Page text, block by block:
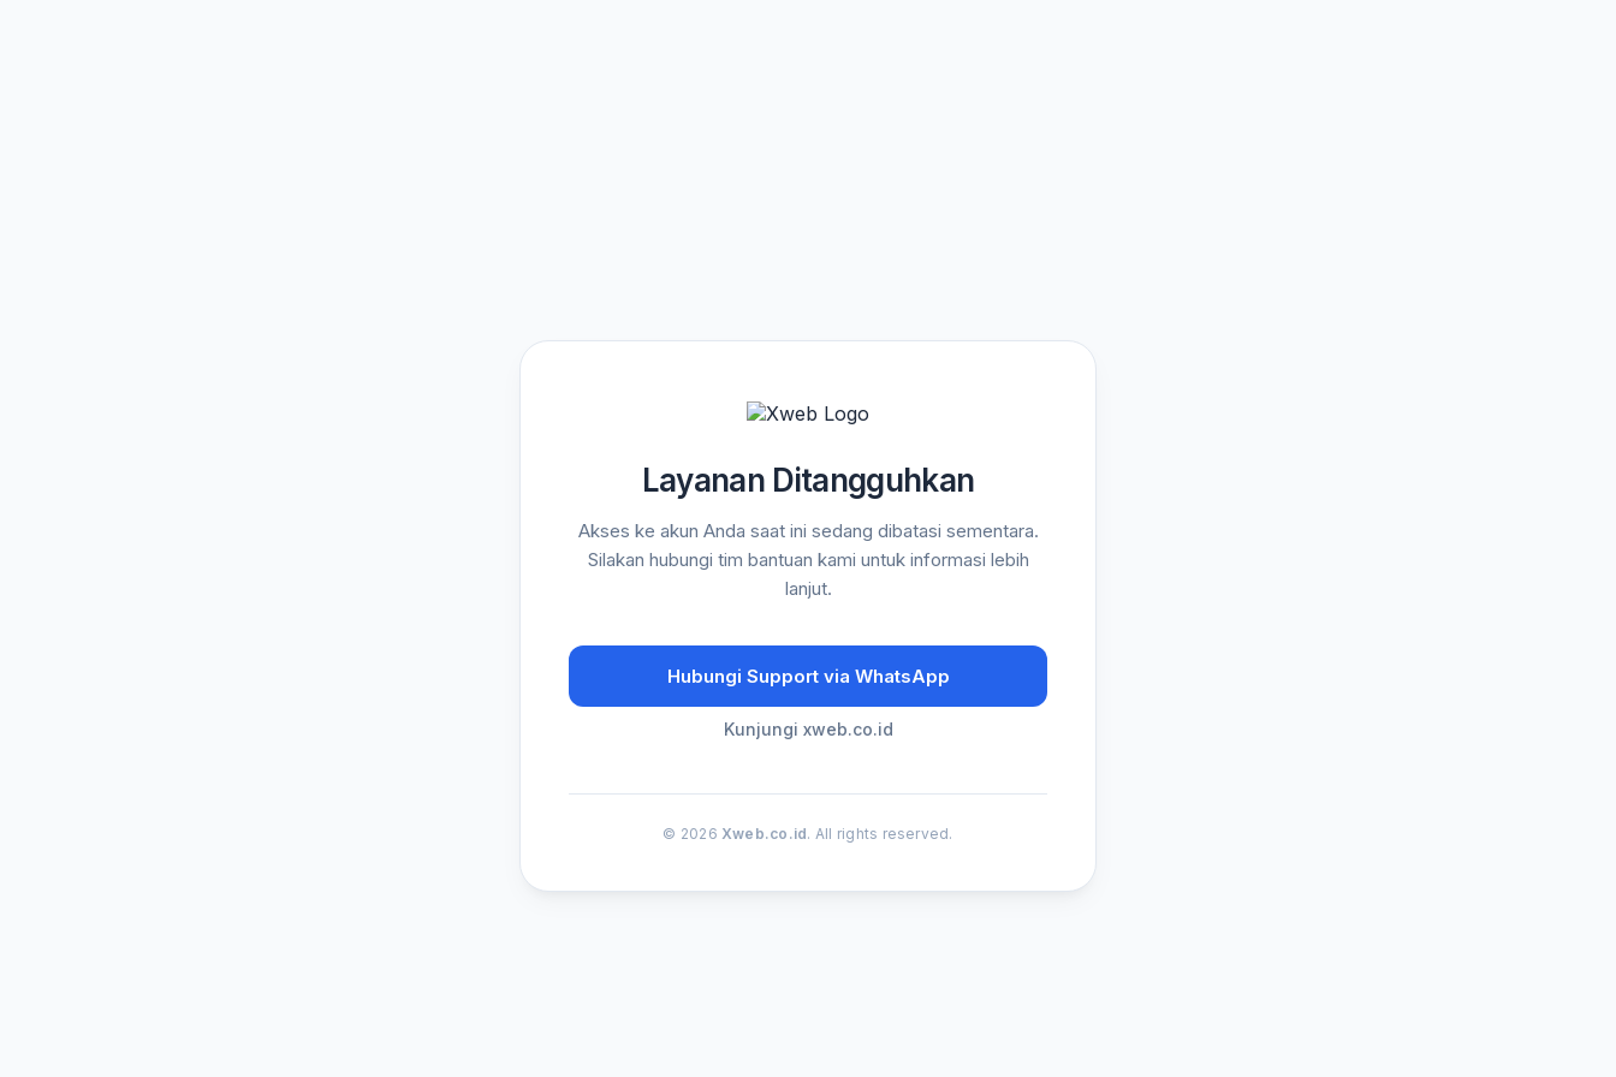
Layanan Ditangguhkan
Akses ke akun Anda saat ini sedang dibatasi sementara.
Silakan hubungi tim bantuan kami untuk informasi lebih
lanjut.
Hubungi Support via WhatsApp
Kunjungi xweb.co.id
© 2026 Xweb.co.id. All rights reserved.